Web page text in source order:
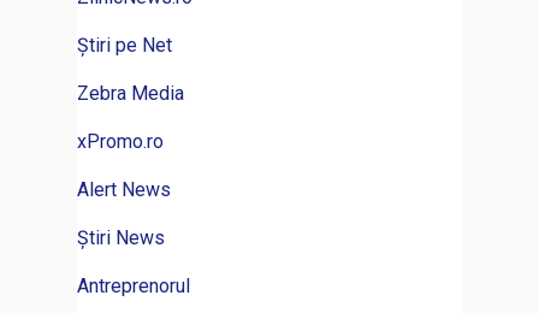
Știri pe Net
Zebra Media
xPromo.ro
Alert News
Știri News
Antreprenorul